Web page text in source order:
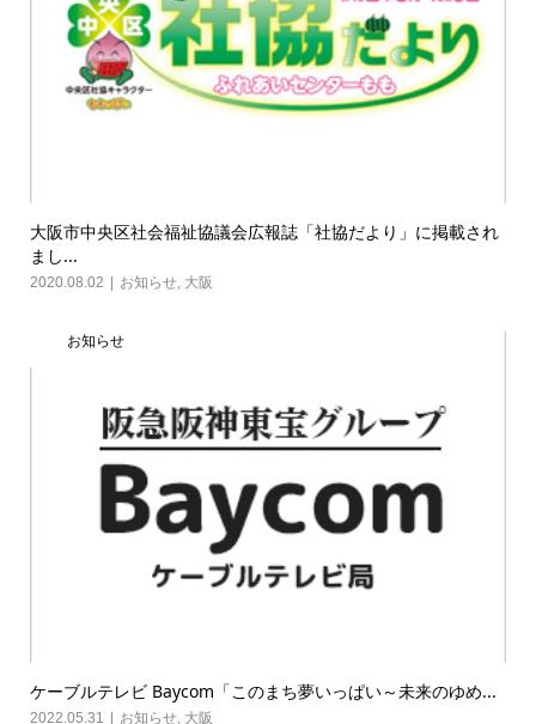
大阪市中央区社会福祉協議会広報誌「社協だより」に掲載され
まし...
2020.08.02 お知らせ, 大阪
お知らせ
ケーブルテレビ Baycom「このまち夢いっぱい～未来のゆめ...
2022.05.31 お知らせ, 大阪